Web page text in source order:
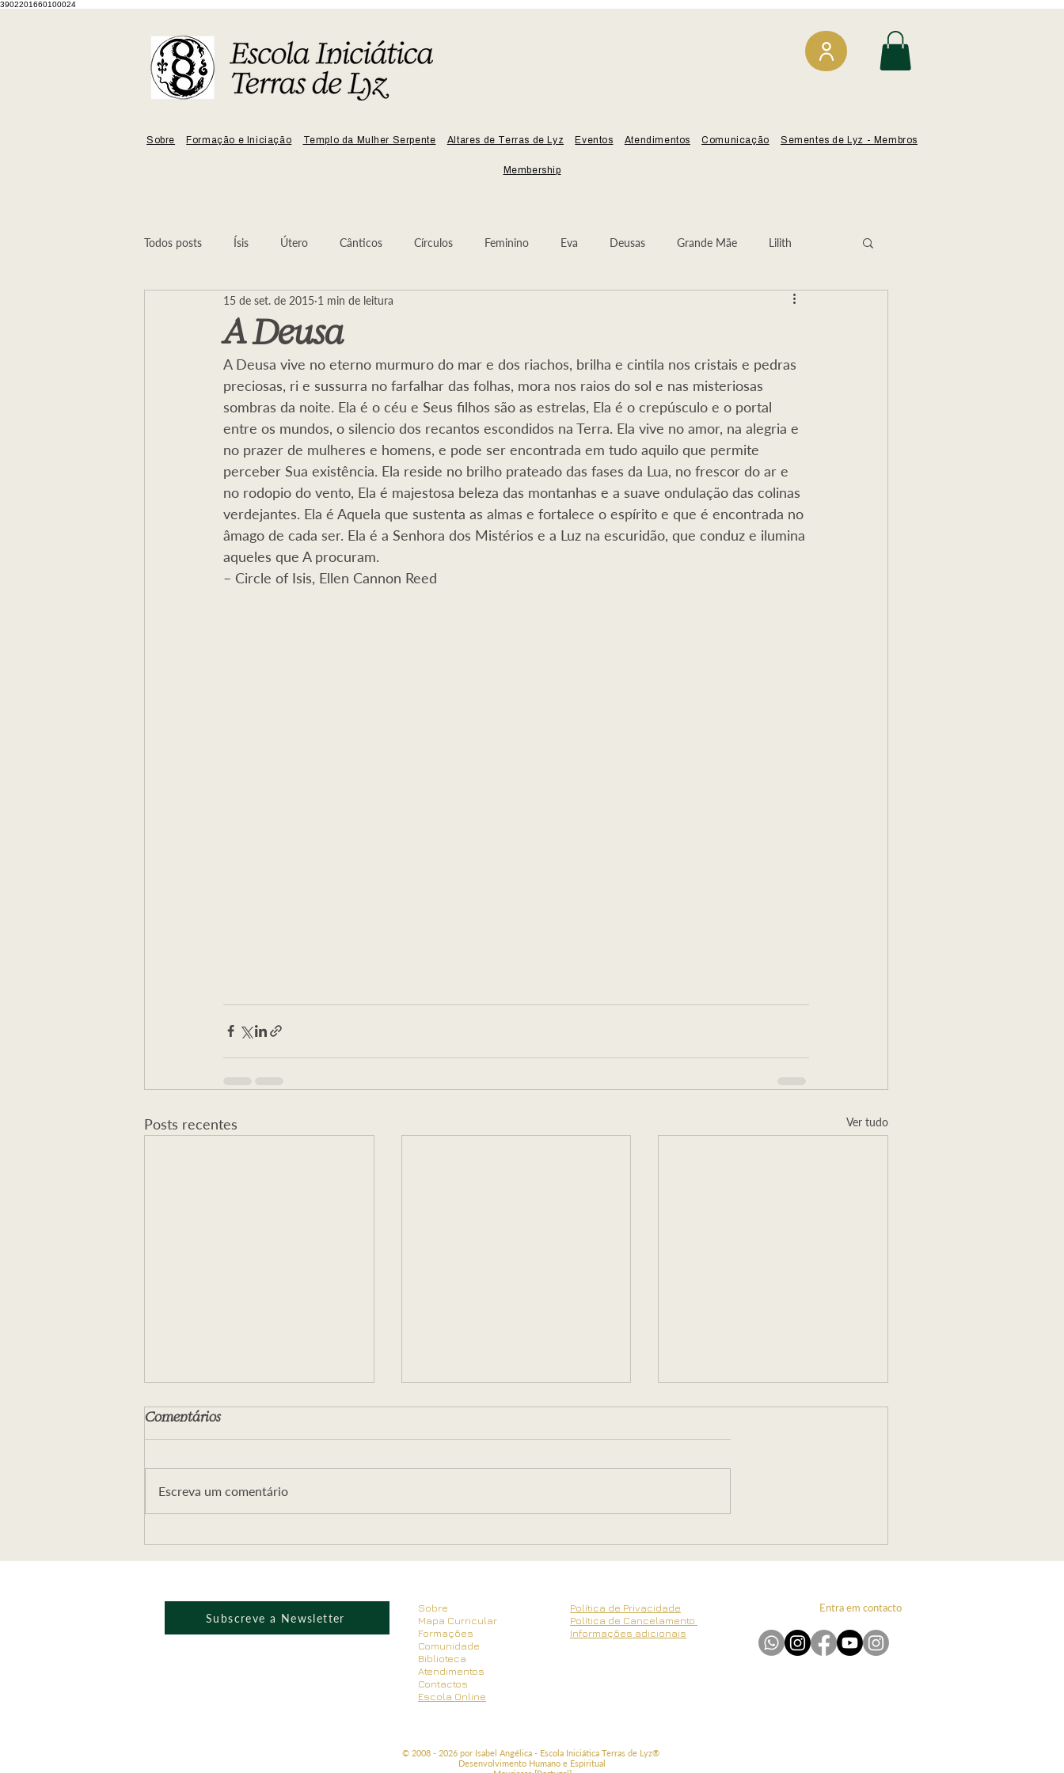
3902201660100024
Sobre Formação e Iniciação Templo da Mulher Serpente Altares de Terras de Lyz Eventos Atendimentos Comunicação Sementes de Lyz - Membros
Membership
Todos posts Ísis Útero Cânticos Círculos Feminino Eva Deusas Grande Mãe Lilith
No Ninho da Serpente Sangue
Mensagem Terras de Lyz Sombra Dragões Serpente Porto Cale Abundância Reflexão
Caminho Iniciático Feridas do Feminino Cinturão de Protecção Masculino
A Deusa
15 de set. de 2015 1 min de leitura
A Deusa vive no eterno murmuro do mar e dos riachos, brilha e cintila nos cristais e pedras
preciosas, ri e sussurra no farfalhar das folhas, mora nos raios do sol e nas misteriosas
sombras da noite. Ela é o céu e Seus filhos são as estrelas, Ela é o crepúsculo e o portal
entre os mundos, o silencio dos recantos escondidos na Terra. Ela vive no amor, na alegria e
no prazer de mulheres e homens, e pode ser encontrada em tudo aquilo que permite
perceber Sua existência. Ela reside no brilho prateado das fases da Lua, no frescor do ar e
no rodopio do vento, Ela é majestosa beleza das montanhas e a suave ondulação das colinas
verdejantes. Ela é Aquela que sustenta as almas e fortalece o espírito e que é encontrada no
âmago de cada ser. Ela é a Senhora dos Mistérios e a Luz na escuridão, que conduz e ilumina
aqueles que A procuram.
– Circle of Isis, Ellen Cannon Reed
Posts recentes Ver tudo
Comentários
Escreva um comentário
Subscreve a Newsletter
Sobre
Mapa Curricular
Formações
Comunidade
Biblioteca
Atendimentos
Contactos
Escola Online
Política de Privacidade
Política de Cancelamento
Informações adicionais
Entra em contacto
© 2008 - 2026 por Isabel Angélica - Escola Iniciática Terras de Lyz®
Desenvolvimento Humano e Espiritual